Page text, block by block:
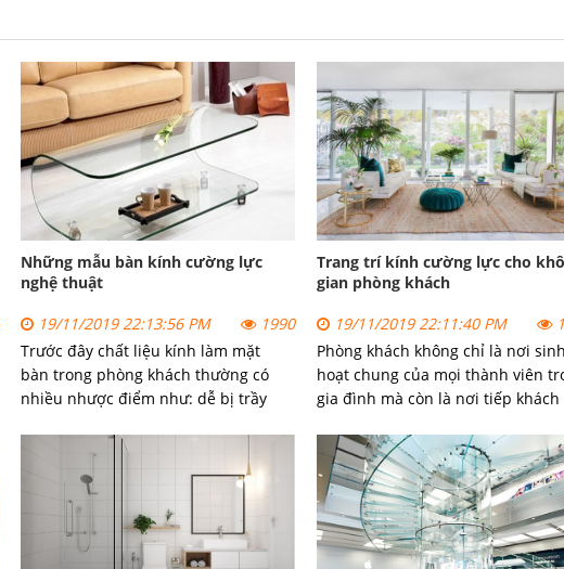
Những mẫu bàn kính cường lực
nghệ thuật
19/11/2019 22:13:56 PM
1990
Trước đây chất liệu kính làm mặt
bàn trong phòng khách thường có
nhiều nhược điểm như: dễ bị trầy
người sử dụng.
Trang trí kính cường lực cho
gian phòng khách
19/11/2019 22:11:40 PM
Phòng khách không chỉ là nơi
hoạt chung của mọi thành viên
gia đình mà còn là nơi tiếp khách
của những vị khách đến thăm gia.